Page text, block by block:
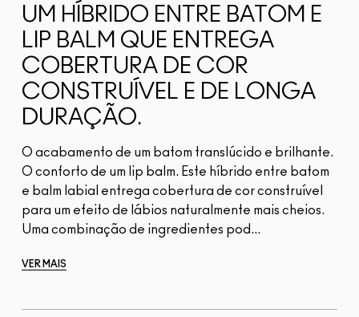
UM HÍBRIDO ENTRE BATOM E
LIP BALM QUE ENTREGA
COBERTURA DE COR
CONSTRUÍVEL E DE LONGA
DURAÇÃO.
O acabamento de um batom translúcido e brilhante.
O conforto de um lip balm. Este híbrido entre batom
e balm labial entrega cobertura de cor construível
para um efeito de lábios naturalmente mais cheios.
Uma combinação de ingredientes pod...
VER MAIS